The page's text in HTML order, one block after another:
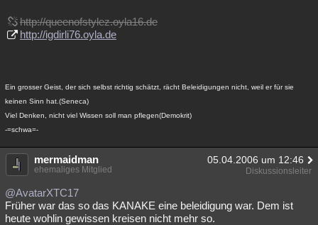
http://queenofstylez.oyla16.de
http://igdirli76.oyla.de
Ein grosser Geist, der sich selbst richtig schätzt, rächt Beleidigungen nicht, weil er für sie
keinen Sinn hat.(Seneca)
Viel Denken, nicht viel Wissen soll man pflegen(Demokrit)
-=schwa=-
mermaidman 05.04.2006 um 12:46
ehemaliges Mitglied Diskussionsleiter
@AvatarXTC17
Früher war das so das KANAKE eine beleidigung war. Dem ist
heute wohlin gewissen kreisen nicht mehr so.